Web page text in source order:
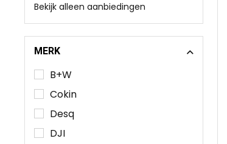
Bekijk alleen aanbiedingen
MERK
B+W
Cokin
Desq
DJI